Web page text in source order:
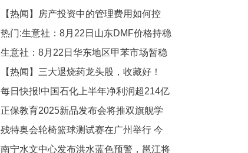
（510310）等产品成交活跃
乐团：创作多首新曲目 女子军鼓队再次
亮相
【热闻】房产投资中的管理费用如何控
制？
热门:生意社：8月22日山东DMF价格持稳
运行
生意社：8月22日华东地区甲苯市场暂稳
运行
【热闻】三大退烧药龙头股，收藏好！
（2025/8/22）
每日快报!中国石化上半年净利润超214亿
元，下降近40%！公司宣布：拟分红超
106亿元
正保教育2025新品发布会将推双旗舰学
习机新品
残特奥会轮椅篮球测试赛在广州举行 今
日快看
南宁水文中心发布洪水蓝色预警，邕江将